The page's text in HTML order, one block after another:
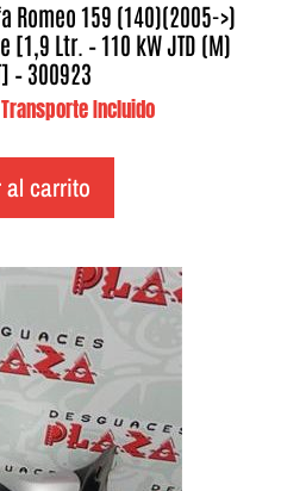
Romeo 159 (140)(2005->)
[1,9 Ltr. – 110 kW JTD (M)
– 300923
Incluido
carrito